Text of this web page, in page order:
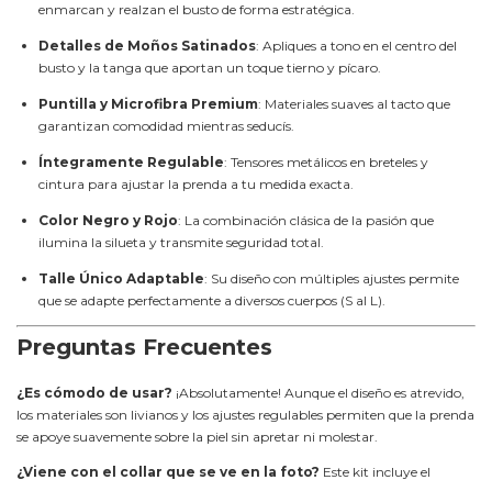
enmarcan y realzan el busto de forma estratégica.
Detalles de Moños Satinados: Apliques a tono en el centro del
busto y la tanga que aportan un toque tierno y pícaro.
Puntilla y Microfibra Premium: Materiales suaves al tacto que
garantizan comodidad mientras seducís.
Íntegramente Regulable: Tensores metálicos en breteles y
cintura para ajustar la prenda a tu medida exacta.
Color Negro y Rojo: La combinación clásica de la pasión que
ilumina la silueta y transmite seguridad total.
Talle Único Adaptable: Su diseño con múltiples ajustes permite
que se adapte perfectamente a diversos cuerpos (S al L).
Preguntas Frecuentes
¿Es cómodo de usar? ¡Absolutamente! Aunque el diseño es atrevido,
los materiales son livianos y los ajustes regulables permiten que la prenda
se apoye suavemente sobre la piel sin apretar ni molestar.
¿Viene con el collar que se ve en la foto? Este kit incluye el